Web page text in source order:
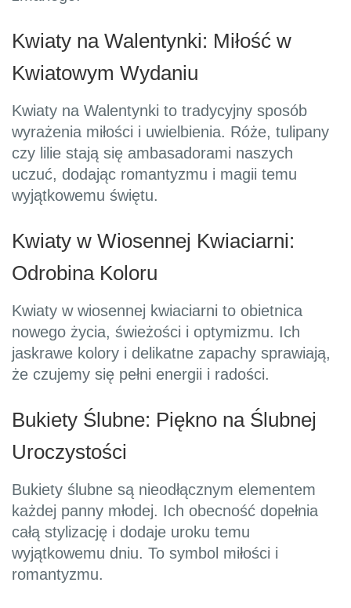
Kwiaty na Walentynki: Miłość w
Kwiatowym Wydaniu
Kwiaty na Walentynki to tradycyjny sposób
wyrażenia miłości i uwielbienia. Róże, tulipany
czy lilie stają się ambasadorami naszych
uczuć, dodając romantyzmu i magii temu
wyjątkowemu świętu.
Kwiaty w Wiosennej Kwiaciarni:
Odrobina Koloru
Kwiaty w wiosennej kwiaciarni to obietnica
nowego życia, świeżości i optymizmu. Ich
jaskrawe kolory i delikatne zapachy sprawiają,
że czujemy się pełni energii i radości.
Bukiety Ślubne: Piękno na Ślubnej
Uroczystości
Bukiety ślubne są nieodłącznym elementem
każdej panny młodej. Ich obecność dopełnia
całą stylizację i dodaje uroku temu
wyjątkowemu dniu. To symbol miłości i
romantyzmu.